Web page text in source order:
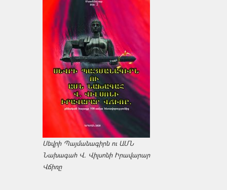
Սեվրի Պայմանագիրն ու ԱՄՆ
Նախագահ Վ. Վիլսոնի Իրավարար
Վճիռը